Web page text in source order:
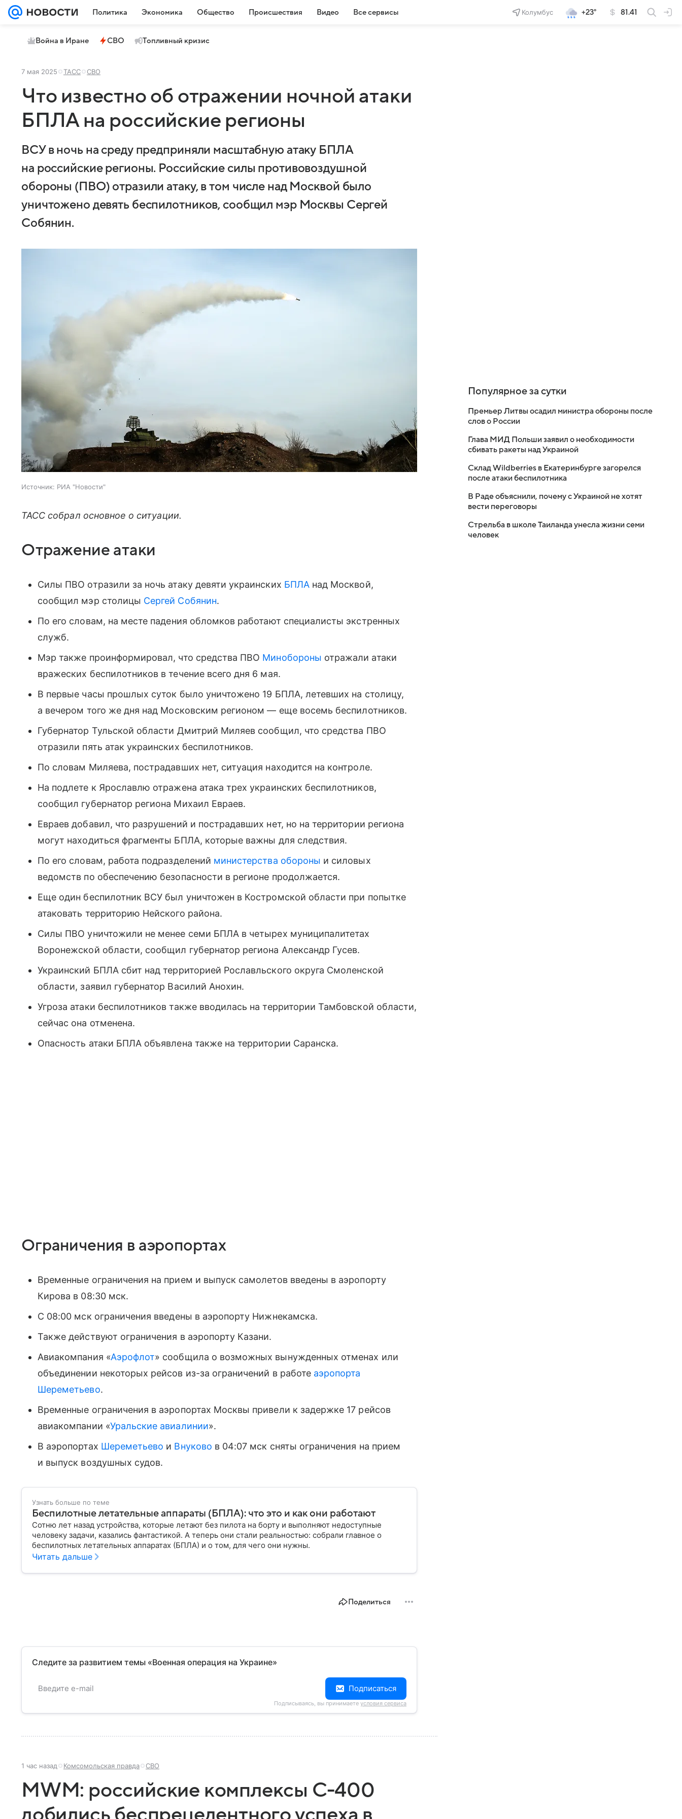
Политика Экономика Общество Происшествия Видео Все сервисы Колумбус +23° 81.41
Война в Иране СВО Топливный кризис
7 мая 2025 ТАСС СВО
Что известно об отражении ночной атаки
БПЛА на российские регионы
ВСУ в ночь на среду предприняли масштабную атаку БПЛА
на российские регионы. Российские силы противовоздушной
обороны (ПВО) отразили атаку, в том числе над Москвой было
уничтожено девять беспилотников, сообщил мэр Москвы Сергей
Собянин.
Источник: РИА "Новости"
ТАСС собрал основное о ситуации.
Отражение атаки
Силы ПВО отразили за ночь атаку девяти украинских БПЛАнад Москвой,
сообщил мэр столицы Сергей Собянин.
По его словам, на месте падения обломков работают специалисты экстренных
служб.
Мэр также проинформировал, что средства ПВО Минобороны отражали атаки
вражеских беспилотников в течение всего дня 6 мая.
В первые часы прошлых суток было уничтожено 19 БПЛА, летевших на столицу,
а вечером того же дня над Московским регионом — еще восемь беспилотников.
Губернатор Тульской области Дмитрий Миляев сообщил, что средства ПВО
отразили пять атак украинских беспилотников.
По словам Миляева, пострадавших нет, ситуация находится на контроле.
На подлете к Ярославлю отражена атака трех украинских беспилотников,
сообщил губернатор региона Михаил Евраев.
Евраев добавил, что разрушений и пострадавших нет, но на территории региона
могут находиться фрагменты БПЛА, которые важны для следствия.
По его словам, работа подразделений министерства обороны и силовых
ведомств по обеспечению безопасности в регионе продолжается.
Еще один беспилотник ВСУ был уничтожен в Костромской области при попытке
атаковать территорию Нейского района.
Силы ПВО уничтожили не менее семи БПЛА в четырех муниципалитетах
Воронежской области, сообщил губернатор региона Александр Гусев.
Украинский БПЛА сбит над территорией Рославльского округа Смоленской
области, заявил губернатор Василий Анохин.
Угроза атаки беспилотников также вводилась на территории Тамбовской области,
сейчас она отменена.
Опасность атаки БПЛА объявлена также на территории Саранска.
Ограничения в аэропортах
Временные ограничения на прием и выпуск самолетов введены в аэропорту
Кирова в 08:30 мск.
С 08:00 мск ограничения введены в аэропорту Нижнекамска.
Также действуют ограничения в аэропорту Казани.
Авиакомпания «Аэрофлот» сообщила о возможных вынужденных отменах или
объединении некоторых рейсов из-за ограничений в работе аэропорта
Шереметьево.
Временные ограничения в аэропортах Москвы привели к задержке 17 рейсов
авиакомпании «Уральские авиалинии».
В аэропортах Шереметьево и Внуково в 04:07 мск сняты ограничения на прием
и выпуск воздушных судов.
Узнать больше по теме
Беспилотные летательные аппараты (БПЛА): что это и как они работают
Сотню лет назад устройства, которые летают без пилота на борту и выполняют недоступные
человеку задачи, казались фантастикой. А теперь они стали реальностью: собрали главное о
беспилотных летательных аппаратах (БПЛА) и о том, для чего они нужны.
Читать дальше
Поделиться
Следите за развитием темы «Военная операция на Украине»
Подписаться
Подписываясь, вы принимаете условия сервиса
1 час назад Комсомольская правда СВО
MWM: российские комплексы С-400
Популярное за сутки
Премьер Литвы осадил министра обороны после
слов о России
Глава МИД Польши заявил о необходимости
сбивать ракеты над Украиной
Склад Wildberries в Екатеринбурге загорелся
после атаки беспилотника
В Раде объяснили, почему с Украиной не хотят
вести переговоры
Стрельба в школе Таиланда унесла жизни семи
человек